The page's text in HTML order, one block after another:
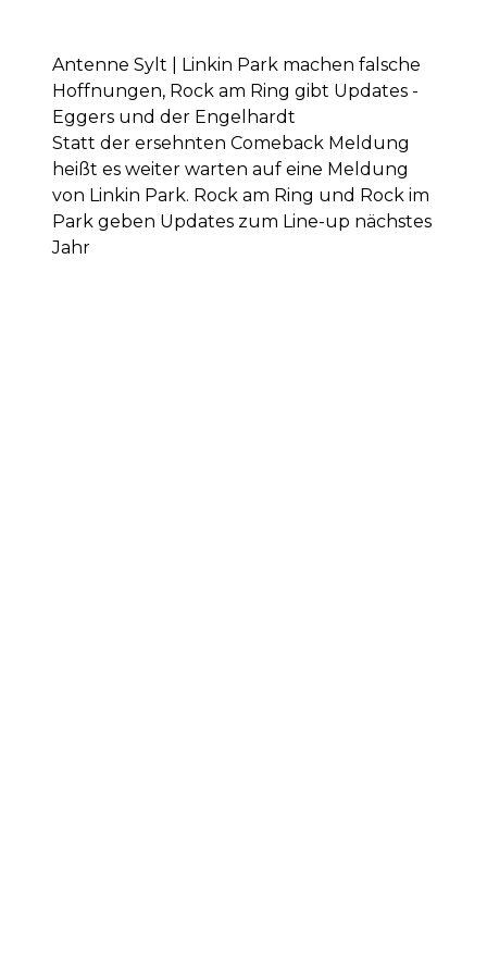
Antenne Sylt | Linkin Park machen falsche
Hoffnungen, Rock am Ring gibt Updates -
Eggers und der Engelhardt
Statt der ersehnten Comeback Meldung
heißt es weiter warten auf eine Meldung
von Linkin Park. Rock am Ring und Rock im
Park geben Updates zum Line-up nächstes
Jahr